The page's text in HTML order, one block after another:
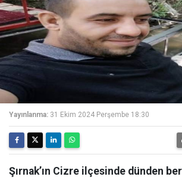
Yayınlanma: 31 Ekim 2024 Perşembe 18:30
Şırnak’ın Cizre ilçesinde dünden